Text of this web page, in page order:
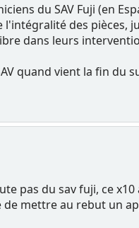
du SAV Fuji (en
des pièces,
dans leurs
quand vient la fin
pas du sav fuji, ce
mettre au rebut un